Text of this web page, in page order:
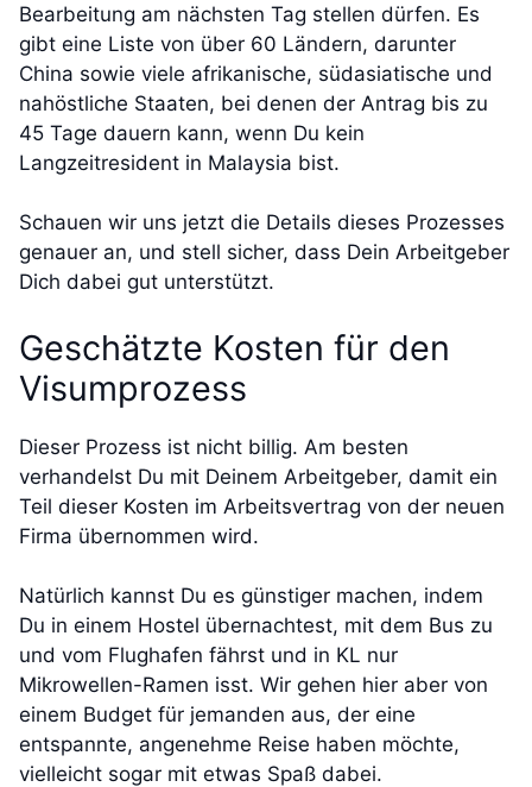
Bearbeitung am nächsten Tag stellen dürfen. Es
gibt eine Liste von über 60 Ländern, darunter
China sowie viele afrikanische, südasiatische und
nahöstliche Staaten, bei denen der Antrag bis zu
45 Tage dauern kann, wenn Du kein
Langzeitresident in Malaysia bist.
Schauen wir uns jetzt die Details dieses Prozesses
genauer an, und stell sicher, dass Dein Arbeitgeber
Dich dabei gut unterstützt.
Geschätzte Kosten für den
Visumprozess
Dieser Prozess ist nicht billig. Am besten
verhandelst Du mit Deinem Arbeitgeber, damit ein
Teil dieser Kosten im Arbeitsvertrag von der neuen
Firma übernommen wird.
Natürlich kannst Du es günstiger machen, indem
Du in einem Hostel übernachtest, mit dem Bus zu
und vom Flughafen fährst und in KL nur
Mikrowellen-Ramen isst. Wir gehen hier aber von
einem Budget für jemanden aus, der eine
entspannte, angenehme Reise haben möchte,
vielleicht sogar mit etwas Spaß dabei.